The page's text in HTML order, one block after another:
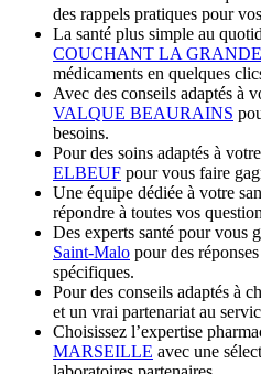
des rappels pratiques pour
La santé plus simple au
COUCHANT LA
médicaments en quelques
Avec des conseils adaptés à
VALQUE BEAURAINS
besoins.
Pour des soins adaptés à
ELBEUF pour vous faire
Une équipe dédiée à votre
répondre à toutes vos
Des experts santé pour vous
Saint-Malo pour des
spécifiques.
Pour des conseils adaptés à
et un vrai partenariat au
Choisissez l’expertise
MARSEILLE avec une